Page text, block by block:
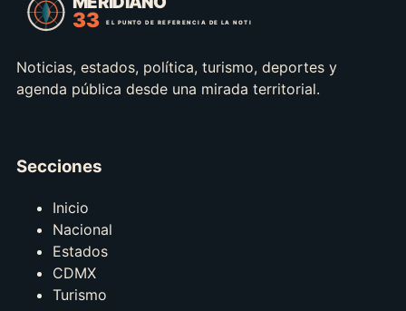
Noticias, estados, política, turismo, deportes y
agenda pública desde una mirada territorial.
Secciones
Inicio
Nacional
Estados
CDMX
Turismo